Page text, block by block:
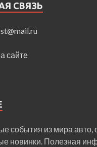
СВЯЗЬ
сайте
события из мира авто,
новинки. Полезная